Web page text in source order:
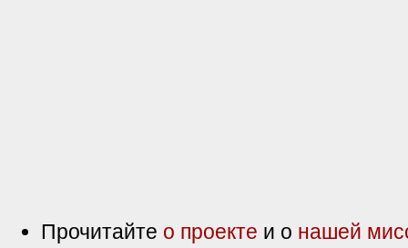
Прочитайте о проекте и о нашей